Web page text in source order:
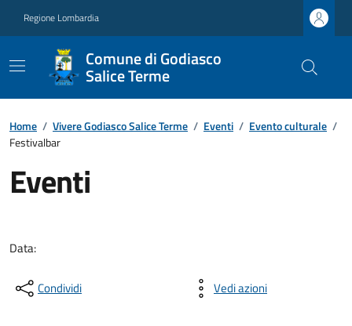
Regione Lombardia
Comune di Godiasco
Salice Terme
Home / Vivere Godiasco Salice Terme / Eventi / Evento culturale /
Festivalbar
Eventi
Data:
Condividi Vedi azioni